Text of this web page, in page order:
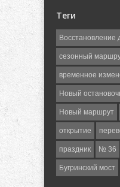
Теги
Восстановление
сезонный
временное
Новый
Новый маршрут
открытие
праздник № 36
Бугринский мост